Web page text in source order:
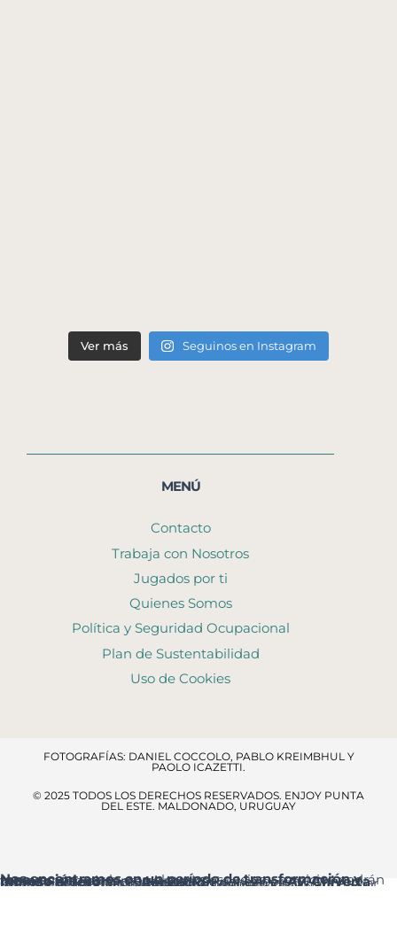
Ver más Seguinos en Instagram
MENÚ
Contacto
Trabaja con Nosotros
Jugados por ti
Quienes Somos
Política y Seguridad Ocupacional
Plan de Sustentabilidad
Uso de Cookies
FOTOGRAFÍAS: DANIEL COCCOLO, PABLO KREIMBHUL Y
PAOLO ICAZETTI.
© 2025 TODOS LOS DERECHOS RESERVADOS​. ENJOY PUNTA
DEL ESTE. MALDONADO, URUGUAY
Nos encontramos en un período de transformación y renovación
, por lo que algunos espacios y servicios podrán verse temporalmente ajustados.
Ingreso al resort:el acceso principal es porAv. Chiverta
, donde encontrarás laRecepciónal ingresar.
Agradecemos tu comprensión y te pedimos disculpas por las molestias que estas mejoras puedan ocasionar.